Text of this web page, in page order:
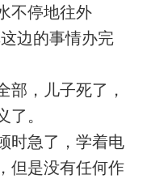
不停地往外
边的事情办完
部，儿子死了，
了。
时急了，学着电
但是没有任何作